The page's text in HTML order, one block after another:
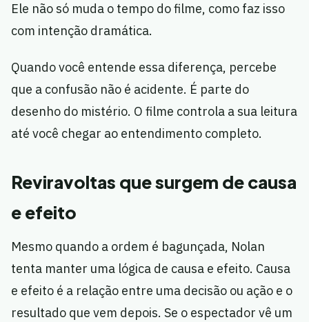
Ele não só muda o tempo do filme, como faz isso
com intenção dramática.
Quando você entende essa diferença, percebe
que a confusão não é acidente. É parte do
desenho do mistério. O filme controla a sua leitura
até você chegar ao entendimento completo.
Reviravoltas que surgem de causa
e efeito
Mesmo quando a ordem é bagunçada, Nolan
tenta manter uma lógica de causa e efeito. Causa
e efeito é a relação entre uma decisão ou ação e o
resultado que vem depois. Se o espectador vê um